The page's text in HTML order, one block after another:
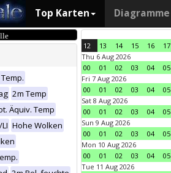
Top Karten Diagramme
2m Temp
Äquiv. Temp
Hohe Wolken
12 13 14 15 16 17
Thu 6 Aug 2026
00
01 02 03 04 05
Fri 7 Aug 2026
00
01 02 03 04 05
Sat 8 Aug 2026
00
01 02 03 04 05
Sun 9 Aug 2026
00
01 02 03 04 05
Mon 10 Aug 2026
00
01 02 03 04 05
Tue 11 Aug 2026